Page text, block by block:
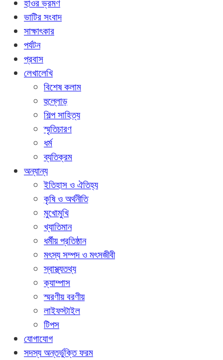
হাওর ভ্রমণ
ভাটির সংবাদ
সাক্ষাৎকার
পর্যটন
প্রবাস
লেখালেখি
বিশেষ কলাম
হুল্লোড়
শিল্প সাহিত্য
স্মৃতিচারণ
ধর্ম
ব্যতিক্রম
অন্যান্য
ইতিহাস ও ঐতিহ্য
কৃষি ও অর্থনীতি
মুখোমুখি
খ্যাতিমান
ধর্মীয় প্রতিষ্ঠান
মৎস্য সম্পদ ও মৎসজীবী
স্বাস্থ্যতথ্য
ক্যাম্পাস
স্মরণীয় বরণীয়
লাইফস্টাইল
টিপস
যোগাযোগ
সদস্য অন্তর্ভুক্তি ফরম